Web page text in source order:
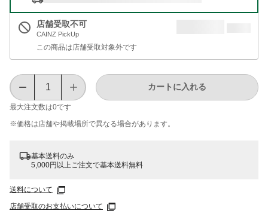
店舗受取不可
CAINZ PickUp
この商品は店舗受取対象外です
最大注文数は0です
カートに入れる
※価格は​店舗や​掲載場所で​異なる​場合が​あります。
基本送料のみ
5,000円以上ご注文で基本送料無料
送料について
店舗受取のお支払いについて